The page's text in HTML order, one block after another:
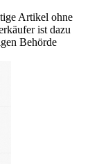
Artikel ohne
ist dazu
Behörde